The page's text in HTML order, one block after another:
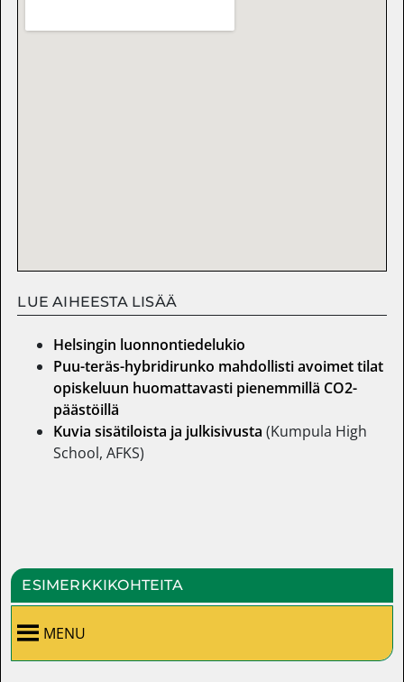
LUE AIHEESTA LISÄÄ
Helsingin luonnontiedelukio
Puu-teräs-hybridirunko mahdollisti avoimet tilat
opiskeluun huomattavasti pienemmillä CO2-
päästöillä
Kuvia sisätiloista ja julkisivusta (Kumpula High
School, AFKS)
ESIMERKKIKOHTEITA
MENU